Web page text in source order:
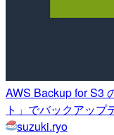
AWS Backup for S3
ト」でバックアップ
suzuki.ryo